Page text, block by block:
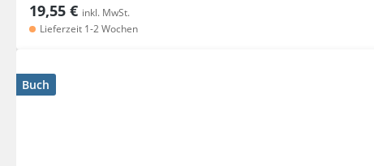
19,55 € inkl. MwSt.
Lieferzeit 1-2 Wochen
Buch